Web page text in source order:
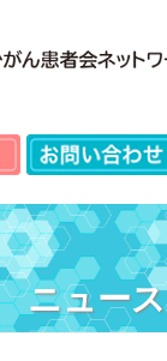
ニュース